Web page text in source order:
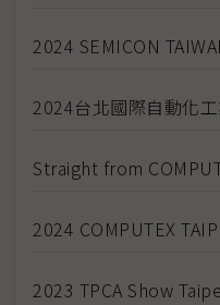
2024 SEMICON
2024台北國際自動化
Straight from
2024 COMPUTEX
2023 TPCA Show